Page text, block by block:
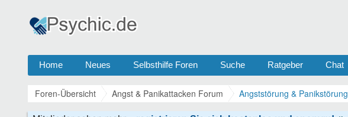
Home Neues Selbsthilfe Foren Suche Ratgeber Chat
Foren-Übersicht Angst & Panikattacken Forum Angststörung & Panikstörung